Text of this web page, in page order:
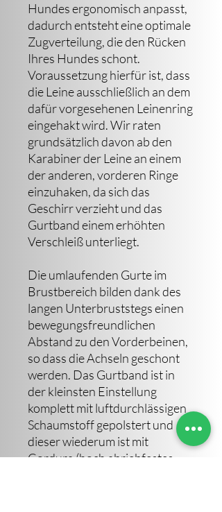
Hundes ergonomisch anpasst,
dadurch entsteht eine optimale
Zugverteilung, die den Rücken
Ihres Hundes schont.
Voraussetzung hierfür ist, dass
die Leine ausschließlich an dem
dafür vorgesehenen Leinenring
eingehakt wird. Wir raten
grundsätzlich davon ab den
Karabiner der Leine an einem
der anderen, vorderen Ringe
einzuhaken, da sich das
Geschirr verzieht und das
Gurtband einem erhöhten
Verschleiß unterliegt.
Die umlaufenden Gurte im
Brustbereich bilden dank des
langen Unterbruststegs einen
bewegungsfreundlichen
Abstand zu den Vorderbeinen,
so dass die Achseln geschont
werden. Das Gurtband ist in
der kleinsten Einstellung
komplett mit luftdurchlässigen
Schaumstoff gepolstert und
dieser wiederum ist mit
Cordura (hoch abriebfestes